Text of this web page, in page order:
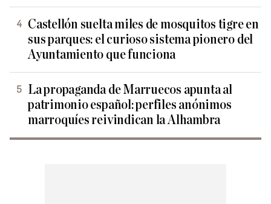
Castellón suelta miles de mosquitos tigre en
sus parques: el curioso sistema pionero del
Ayuntamiento que funciona
La propaganda de Marruecos apunta al
patrimonio español: perfiles anónimos
marroquíes reivindican la Alhambra